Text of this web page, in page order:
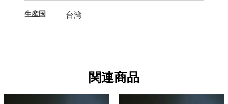
生産国 台湾
関連商品